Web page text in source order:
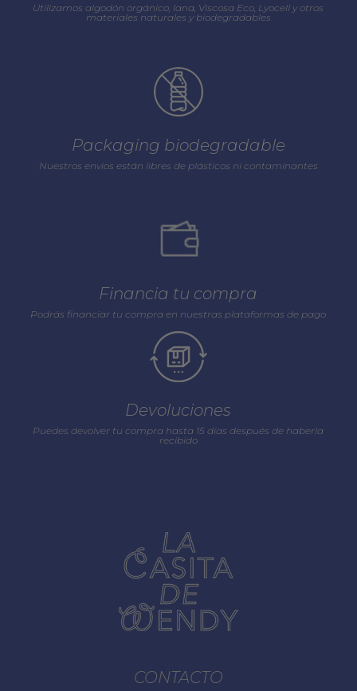
Utilizamos algodón orgánico, lana, Viscosa Eco, Lyocell y otros
materiales naturales y biodegradables
Packaging biodegradable
Nuestros envios están libres de plásticos ni contaminantes
Financia tu compra
Podrás financiar tu compra en nuestras plataformas de pago
Devoluciones
Puedes devolver tu compra hasta 15 días después de haberla
recibido
CONTACTO